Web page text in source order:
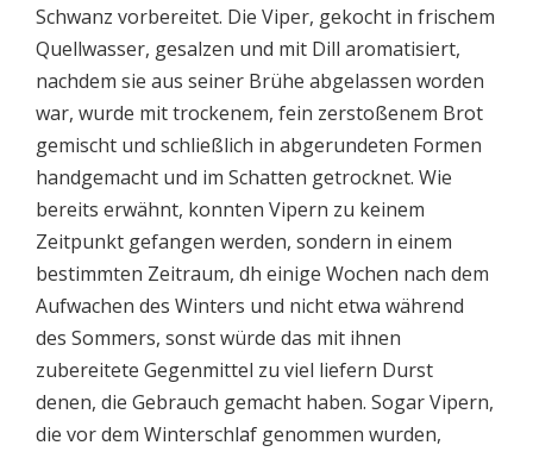
Schwanz vorbereitet. Die Viper, gekocht in frischem
Quellwasser, gesalzen und mit Dill aromatisiert,
nachdem sie aus seiner Brühe abgelassen worden
war, wurde mit trockenem, fein zerstoßenem Brot
gemischt und schließlich in abgerundeten Formen
handgemacht und im Schatten getrocknet. Wie
bereits erwähnt, konnten Vipern zu keinem
Zeitpunkt gefangen werden, sondern in einem
bestimmten Zeitraum, dh einige Wochen nach dem
Aufwachen des Winters und nicht etwa während
des Sommers, sonst würde das mit ihnen
zubereitete Gegenmittel zu viel liefern Durst
denen, die Gebrauch gemacht haben. Sogar Vipern,
die vor dem Winterschlaf genommen wurden,